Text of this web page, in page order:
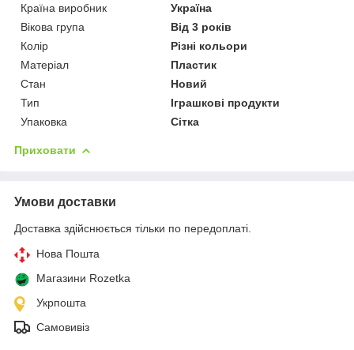
Країна виробник
Україна
Вікова група
Від 3 років
Колір
Різні кольори
Матеріал
Пластик
Стан
Новий
Тип
Іграшкові продукти
Упаковка
Сітка
Приховати
Умови доставки
Доставка здійснюється тільки по передоплаті.
Нова Пошта
Магазини Rozetka
Укрпошта
Самовивіз